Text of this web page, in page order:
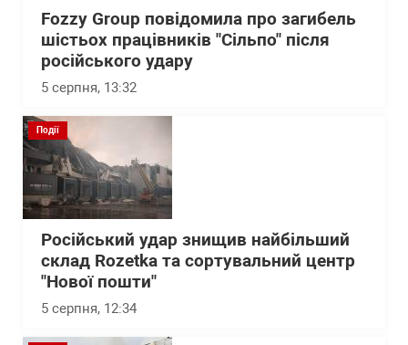
Fozzy Group повідомила про загибель
шістьох працівників "Сільпо" після
російського удару
5 серпня, 13:32
Події
Російський удар знищив найбільший
склад Rozetka та сортувальний центр
"Нової пошти"
5 серпня, 12:34